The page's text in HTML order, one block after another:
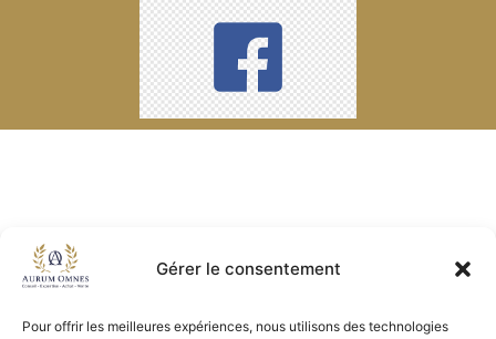
Gérer le consentement
Pour offrir les meilleures expériences, nous utilisons des technologies